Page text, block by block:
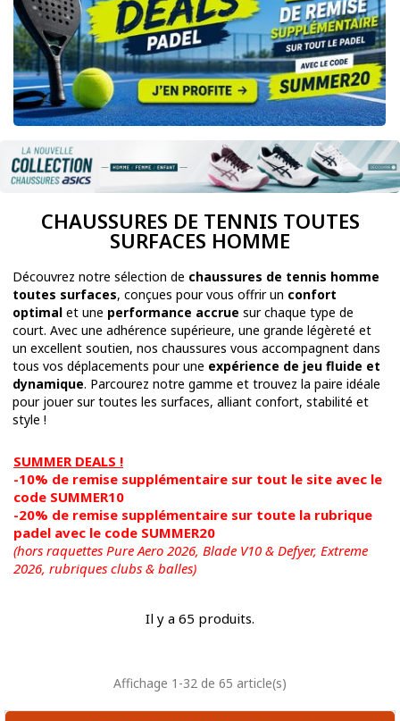
CHAUSSURES DE TENNIS TOUTES
SURFACES HOMME
Découvrez notre sélection de chaussures de tennis homme
toutes surfaces, conçues pour vous offrir un confort
optimal et une performance accrue sur chaque type de
court. Avec une adhérence supérieure, une grande légèreté et
un excellent soutien, nos chaussures vous accompagnent dans
tous vos déplacements pour une expérience de jeu fluide et
dynamique. Parcourez notre gamme et trouvez la paire idéale
pour jouer sur toutes les surfaces, alliant confort, stabilité et
style !
SUMMER DEALS !
-10% de remise supplémentaire sur tout le site avec le
code SUMMER10
-20% de remise supplémentaire sur toute la rubrique
padel avec le code SUMMER20
(hors raquettes Pure Aero 2026, Blade V10 & Defyer, Extreme
2026, rubriques clubs & balles)
Il y a 65 produits.
Affichage 1-32 de 65 article(s)